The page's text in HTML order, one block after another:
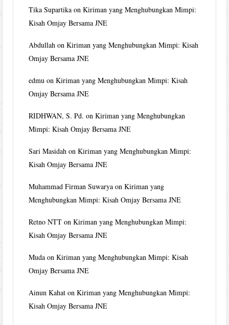
Tika Supartika onKiriman yang Menghubungkan Mimpi:
Kisah Omjay Bersama JNE
Abdullah onKiriman yang Menghubungkan Mimpi: Kisah
Omjay Bersama JNE
edmu onKiriman yang Menghubungkan Mimpi: Kisah
Omjay Bersama JNE
RIDHWAN, S. Pd. onKiriman yang Menghubungkan
Mimpi: Kisah Omjay Bersama JNE
Sari Masidah onKiriman yang Menghubungkan Mimpi:
Kisah Omjay Bersama JNE
Muhammad Firman Suwarya onKiriman yang
Menghubungkan Mimpi: Kisah Omjay Bersama JNE
Retno NTT onKiriman yang Menghubungkan Mimpi:
Kisah Omjay Bersama JNE
Muda onKiriman yang Menghubungkan Mimpi: Kisah
Omjay Bersama JNE
Ainun Kahat onKiriman yang Menghubungkan Mimpi:
Kisah Omjay Bersama JNE